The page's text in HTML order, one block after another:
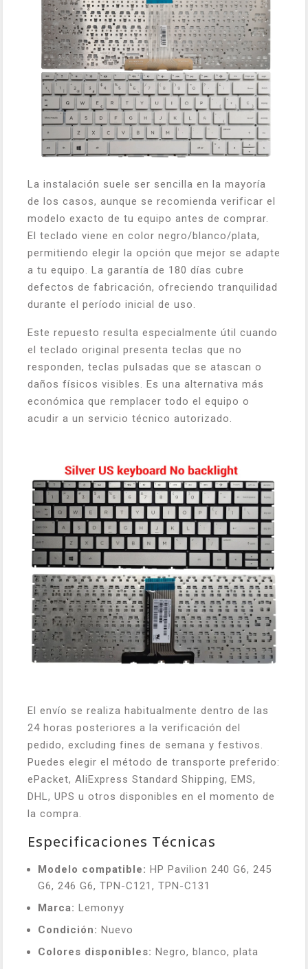
La instalación suele ser sencilla en la mayoría
de los casos, aunque se recomienda verificar el
modelo exacto de tu equipo antes de comprar.
El teclado viene en color negro/blanco/plata,
permitiendo elegir la opción que mejor se adapte
a tu equipo. La garantía de 180 días cubre
defectos de fabricación, ofreciendo tranquilidad
durante el período inicial de uso.
Este repuesto resulta especialmente útil cuando
el teclado original presenta teclas que no
responden, teclas pulsadas que se atascan o
daños físicos visibles. Es una alternativa más
económica que remplacer todo el equipo o
acudir a un servicio técnico autorizado.
El envío se realiza habitualmente dentro de las
24 horas posteriores a la verificación del
pedido, excluding fines de semana y festivos.
Puedes elegir el método de transporte preferido:
ePacket, AliExpress Standard Shipping, EMS,
DHL, UPS u otros disponibles en el momento de
la compra.
Especificaciones Técnicas
Modelo compatible: HP Pavilion 240 G6, 245
G6, 246 G6, TPN-C121, TPN-C131
Marca: Lemonyy
Condición: Nuevo
Colores disponibles: Negro, blanco, plata